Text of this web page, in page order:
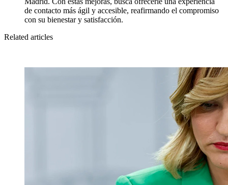
de contacto más ágil y accesible, reafirmando el compromiso
con su bienestar y satisfacción.
Related articles